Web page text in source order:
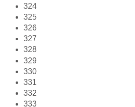
324
325
326
327
328
329
330
331
332
333